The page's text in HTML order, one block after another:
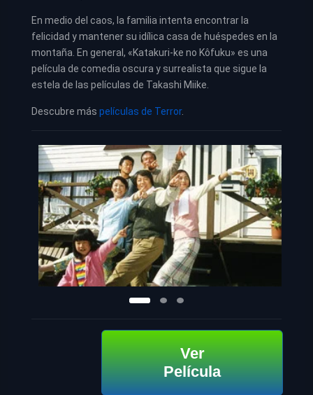
En medio del caos, la familia intenta encontrar la
felicidad y mantener su idílica casa de huéspedes en la
montaña. En general, «Katakuri-ke no Kôfuku» es una
película de comedia oscura y surrealista que sigue la
estela de las películas de Takashi Miike.
Descubre más películas de Terror.
Ver
Película